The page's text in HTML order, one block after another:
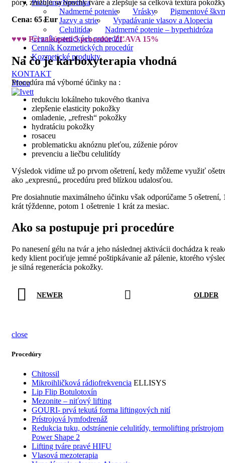
ProblémyNovinka
Nadmerné potenie
Vrásky
Pigmentové
Jazvy a strie
Vypadávanie vlasov a Alopecia
Celulitída
Nadmerné potenie – hyperhidróza
Cenník estetických procedúr
Cenník Kozmetických procedúr
Kozmetické produkty
KONTAKT
Menu
póry, znižujú sa opuchy tváre a zlepšuje sa celková textúra
Cena: 65 Eur
♥♥♥ Pri zakúpení 5 procedúr ZĽAVA 15%
Na čo je karboxyterapia vhodná
Procedúra má výborné účinky na :
redukciu lokálneho tukového tkaniva
zlepšenie elasticity pokožky
omladenie, „refresh“ pokožky
hydratáciu pokožky
rosaceu
problematicku aknóznu pleťou, zúženie pórov
prevenciu a liečbu celulitídy
Výsledok vidíme už po prvom ošetrení, kedy môžeme využiť
ako „expresnú„ procedúru pred blízkou udalosťou.
Pre dosiahnutie maximálneho účinku však odporúčame 5 ošetrení,
krát týždenne, potom 1 ošetrenie 1 krát za mesiac.
Ako sa postupuje pri procedúre
Po nanesení gélu na tvár a jeho následnej aktivácii dochádza k
kedy klient pociťuje jemné poštipkávanie až pálenie, ktorého
je silná regenerácia pokožky.
NEWER OLDER
close
Procedúry
Chitossil
Mikroihličková rádiofrekvencia ELLISYS
Lip Flip Botulotoxín
Mezonite – niťový lifting
GOURI- prvá tekutá forma liftingových nití
Prístrojová lymfodrenáž
Redukcia tuku, odstránenie celulitídy, termolifting prístrojom
Power Shape 2
Lifting tváre pravé HIFU
Vlasová mezoterapia